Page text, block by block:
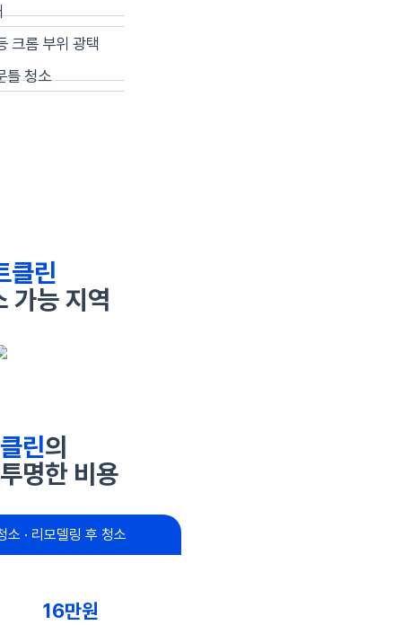
크롬 부위 광택
틀 청소
클린
가능 지역
린의
명한 비용
소 · 리모델링 후 청소
16만원